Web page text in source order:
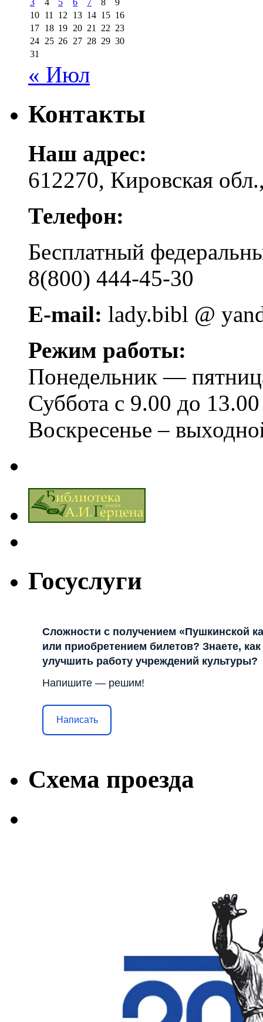
3
4 5 6 7 8
9
10 11 12 13 14 15 16
17 18 19 20 21 22 23
24 25 26 27 28 29 30
31
« Июл
Контакты
Наш адрес:
612270, Кировская
Телефон:
Бесплатный
8(800) 444-45-30
E-mail: lady.bibl @
Режим работы:
Понедельник —
Суббота с 9.00 до 13.00
Воскресенье –
Госуслуги
Сложности с получением «Пушкинской
или приобретением билетов? Знаете, как
улучшить работу учреждений культуры?
Напишите — решим!
Написать
Схема проезда